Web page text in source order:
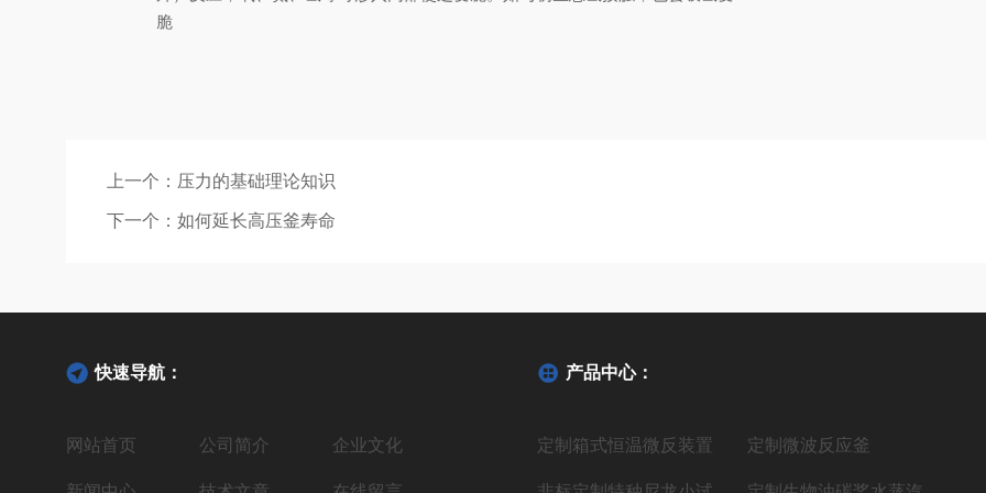
脆
上一个： 压力的基础理论知识
下一个： 如何延长高压釜寿命
快速导航：
网站首页 公司简介 企业文化
产品中心：
定制箱式恒温微反装置 定制微波反应釜